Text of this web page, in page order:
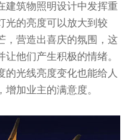
建筑物照明设计中发挥重
光的亮度可以放大到较
，营造出喜庆的氛围，这
他们产生积极的情绪。
的光线亮度变化也能给人
加业主的满意度。